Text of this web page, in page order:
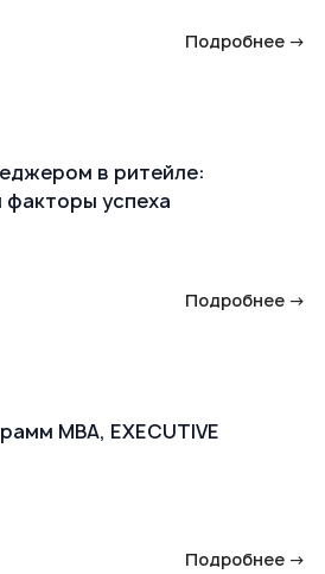
Подробнее →
в ритейле:
факторы успеха
Подробнее →
MBA, EXECUTIVE
Подробнее →